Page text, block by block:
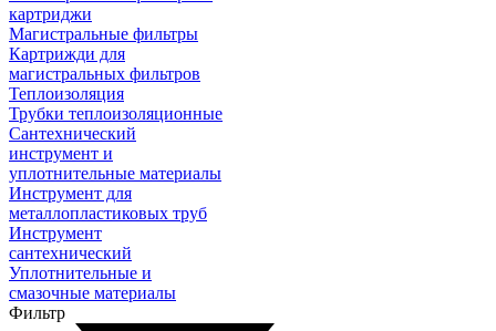
картриджи
Магистральные фильтры
Картрижди для
магистральных фильтров
Теплоизоляция
Трубки теплоизоляционные
Сантехнический
инструмент и
уплотнительные материалы
Инструмент для
металлопластиковых труб
Инструмент
сантехнический
Уплотнительные и
смазочные материалы
Фильтр